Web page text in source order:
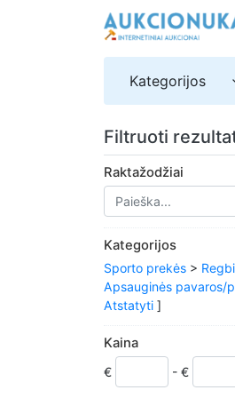
Kategorijos
Filtruoti
Raktažodžiai
Kategorijos
Sporto prekės >
Apsauginės pavaros/
Atstatyti ]
Kaina
€ - €